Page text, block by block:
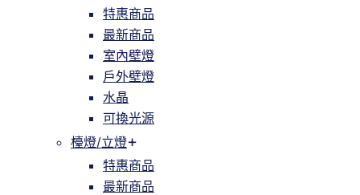
特惠商品
最新商品
室內壁燈
戶外壁燈
水晶
可換光源
檯燈/立燈
特惠商品
最新商品